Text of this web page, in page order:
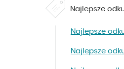
Najlepsze
Najlepsze
Najlepsze